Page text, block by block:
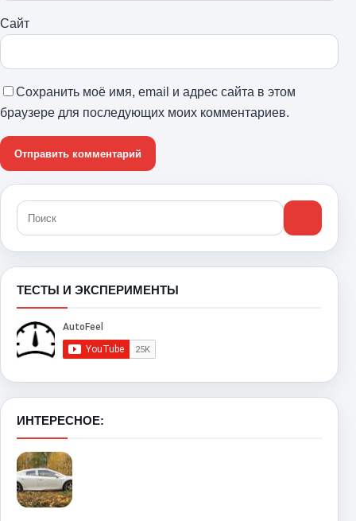
Сайт
Сохранить моё имя, email и адрес сайта в этом
браузере для последующих моих комментариев.
ТЕСТЫ И ЭКСПЕРИМЕНТЫ
ИНТЕРЕСНОЕ: